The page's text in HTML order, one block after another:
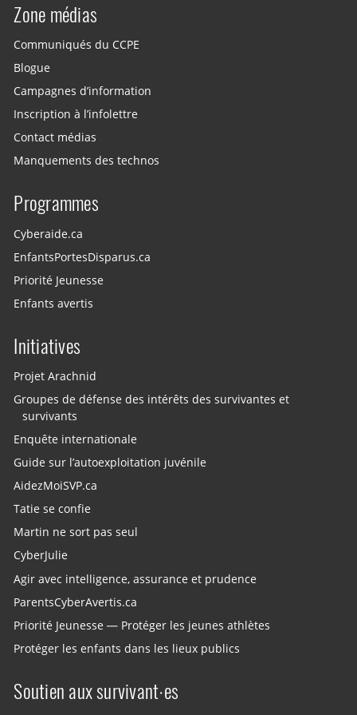
Zone médias
Communiqués du CCPE
Blogue
Campagnes d’information
Inscription à l’infolettre
Contact médias
Manquements des technos
Programmes
Cyberaide.ca
EnfantsPortesDisparus.ca
Priorité Jeunesse
Enfants avertis
Initiatives
Projet Arachnid
Groupes de défense des intérêts des survivantes et
survivants
Enquête internationale
Guide sur l’autoexploitation juvénile
AidezMoiSVP.ca
Tatie se confie
Martin ne sort pas seul
CyberJulie
Agir avec intelligence, assurance et prudence
ParentsCyberAvertis.ca
Priorité Jeunesse — Protéger les jeunes athlètes
Protéger les enfants dans les lieux publics
Soutien aux survivant·es